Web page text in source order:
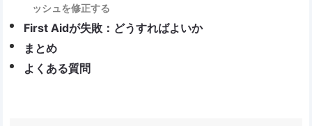
ッシュを修正する
First Aidが失敗：どうすればよいか
まとめ
よくある質問